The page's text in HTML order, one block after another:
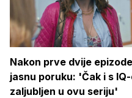
Nakon prve dvije
jasnu poruku: 'Čak i s
zaljubljen u ovu seriju'